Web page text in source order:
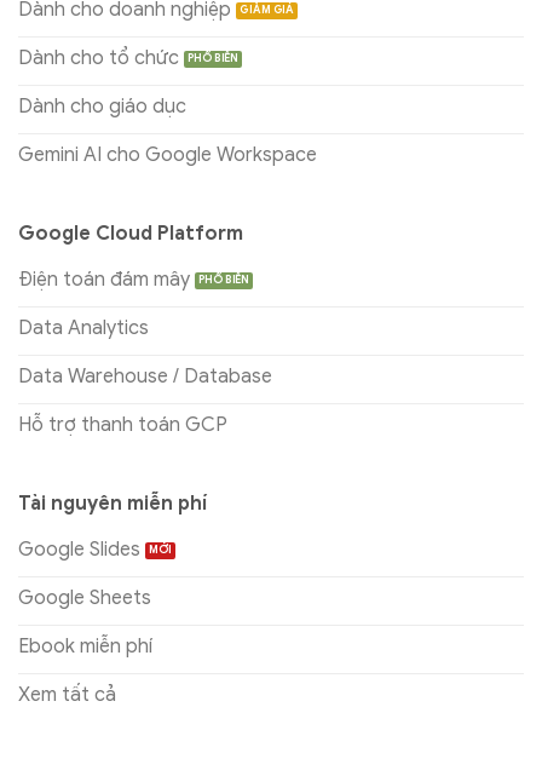
Dành cho doanh nghiệp
Dành cho tổ chức
Dành cho giáo dục
Gemini AI cho Google Workspace
Google Cloud Platform
Điện toán đám mây
Data Analytics
Data Warehouse / Database
Hỗ trợ thanh toán GCP
Tài nguyên miễn phí
Google Slides
Google Sheets
Ebook miễn phí
Xem tất cả